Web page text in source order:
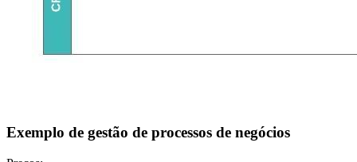
Exemplo de gestão de processos de negócios